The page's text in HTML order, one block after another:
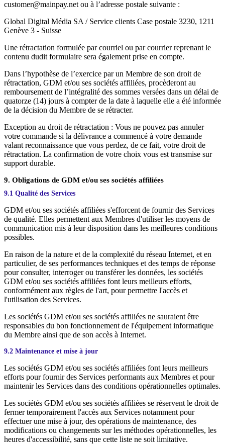
customer@mainpay.net ou à l’adresse postale suivante :
Global Digital Média SA / Service clients Case postale 3230, 1211
Genève 3 - Suisse
Une rétractation formulée par courriel ou par courrier reprenant le
contenu dudit formulaire sera également prise en compte.
Dans l’hypothèse de l’exercice par un Membre de son droit de
rétractation, GDM et/ou ses sociétés affiliées, procèderont au
remboursement de l’intégralité des sommes versées dans un délai de
quatorze (14) jours à compter de la date à laquelle elle a été informée
de la décision du Membre de se rétracter.
Exception au droit de rétractation : Vous ne pouvez pas annuler
votre commande si la délivrance a commencé à votre demande
valant reconnaissance que vous perdez, de ce fait, votre droit de
rétractation. La confirmation de votre choix vous est transmise sur
support durable.
9. Obligations de GDM et/ou ses sociétés affiliées
9.1 Qualité des Services
GDM et/ou ses sociétés affiliées s'efforcent de fournir des Services
de qualité. Elles permettent aux Membres d'utiliser les moyens de
communication mis à leur disposition dans les meilleures conditions
possibles.
En raison de la nature et de la complexité du réseau Internet, et en
particulier, de ses performances techniques et des temps de réponse
pour consulter, interroger ou transférer les données, les sociétés
GDM et/ou ses sociétés affiliées font leurs meilleurs efforts,
conformément aux règles de l'art, pour permettre l'accès et
l'utilisation des Services.
Les sociétés GDM et/ou ses sociétés affiliées ne sauraient être
responsables du bon fonctionnement de l'équipement informatique
du Membre ainsi que de son accès à Internet.
9.2 Maintenance et mise à jour
Les sociétés GDM et/ou ses sociétés affiliées font leurs meilleurs
efforts pour fournir des Services performants aux Membres et pour
maintenir les Services dans des conditions opérationnelles optimales.
Les sociétés GDM et/ou ses sociétés affiliées se réservent le droit de
fermer temporairement l'accès aux Services notamment pour
effectuer une mise à jour, des opérations de maintenance, des
modifications ou changements sur les méthodes opérationnelles, les
heures d'accessibilité, sans que cette liste ne soit limitative.